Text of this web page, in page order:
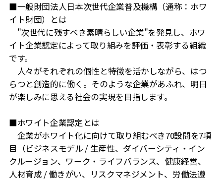
■一般財団法人日本次世代企業普及機構（通称：ホワ
イト財団）とは
"次世代に残すべき素晴らしい企業"を発見し、ホワ
イト企業認定によって取り組みを評価・表彰する組織
です。
人々がそれぞれの個性と特徴を活かしながら、はつ
らつと創造的に働く。そのような企業があふれ、明日
が楽しみに思える社会の実現を目指します。
■ホワイト企業認定とは
企業がホワイト化に向けて取り組むべき70設問を7項
目（ビジネスモデル / 生産性、ダイバーシティ・イン
クルージョン、ワーク・ライフバランス、健康経営、
人材育成 / 働きがい、リスクマネジメント、労働法遵